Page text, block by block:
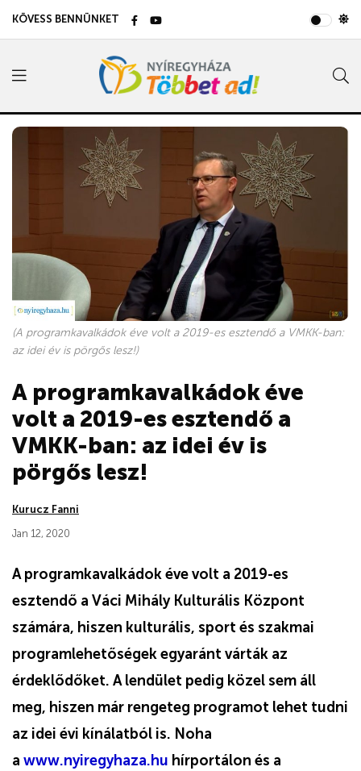
KÖVESS BENNÜNKET
(A programkavalkádok éve volt a 2019-es esztendő a VMKK-ban:
az idei év is pörgős lesz!)
A programkavalkádok éve
volt a 2019-es esztendő a
VMKK-ban: az idei év is
pörgős lesz!
Kurucz Fanni
Jan 12, 2020
A programkavalkádok éve volt a 2019-es
esztendő a Váci Mihály Kulturális Központ
számára, hiszen kulturális, sport és szakmai
programlehetőségek egyaránt várták az
érdeklődőket. A lendület pedig közel sem áll
meg, hiszen már rengeteg programot lehet tudni
az idei évi kínálatból is. Noha
a www.nyiregyhaza.hu hírportálon és a